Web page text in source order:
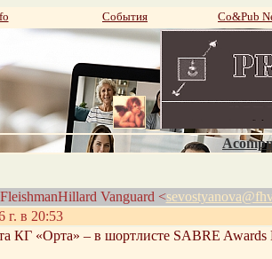
События Со&Pub
Vanguard <
г. в 20:53
КГ «Орта» – в шортлисте SABRE Awards